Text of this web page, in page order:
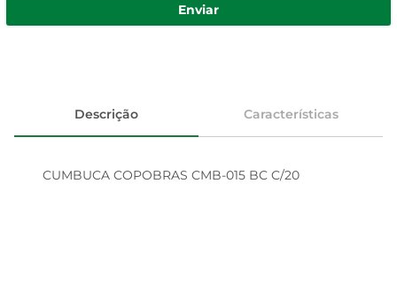
Enviar
Descrição Características
CUMBUCA COPOBRAS CMB-015 BC C/20